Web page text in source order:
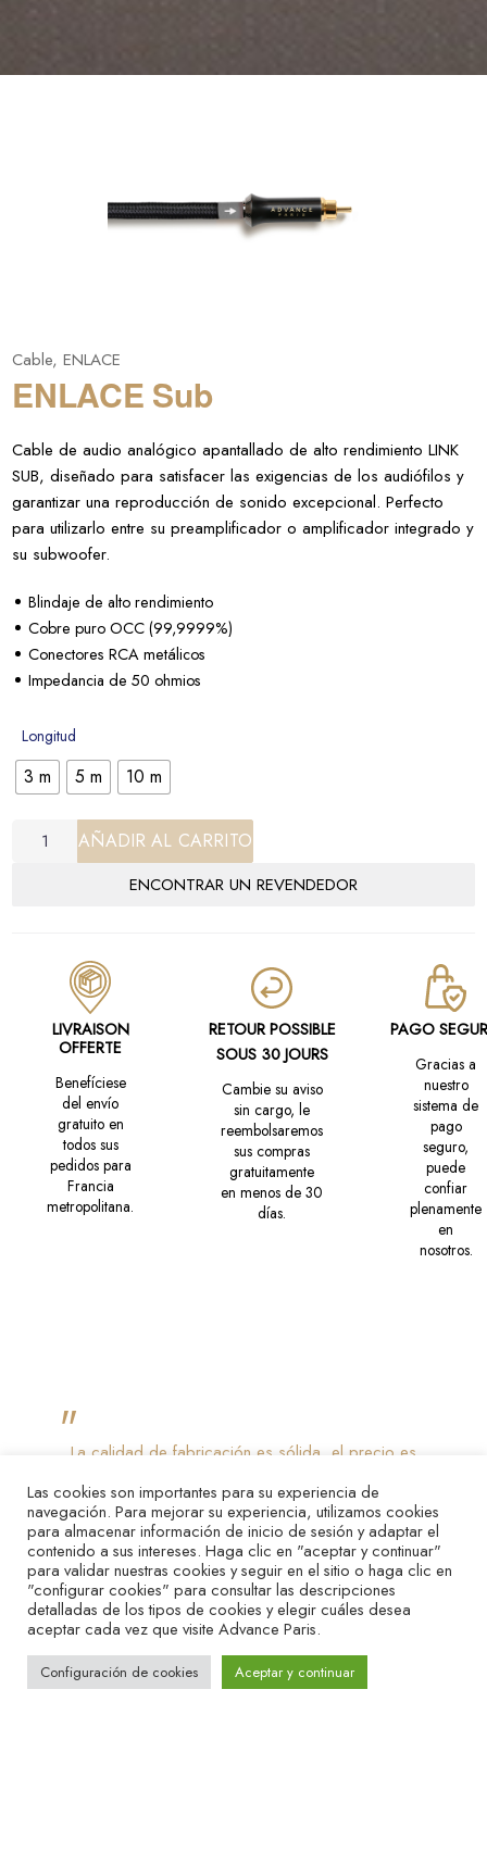
Cable,ENLACE
ENLACE Sub
Cable de audio analógico apantallado de alto rendimiento LINK
SUB, diseñado para satisfacer las exigencias de los audiófilos y
garantizar una reproducción de sonido excepcional. Perfecto
para utilizarlo entre su preamplificador o amplificador integrado y
su subwoofer.
Blindaje de alto rendimiento
Cobre puro OCC (99,9999%)
Conectores RCA metálicos
Impedancia de 50 ohmios
Longitud
3 m 5 m 10 m
AÑADIR AL CARRITO
ENCONTRAR UN REVENDEDOR
LIVRAISON
OFFERTE
Benefíciese
del envío
gratuito en
todos sus
pedidos para
Francia
metropolitana.
RETOUR POSSIBLE
SOUS 30 JOURS
Cambie su aviso
sin cargo, le
reembolsaremos
sus compras
gratuitamente
en menos de 30
días.
PAGO
Gracias a
nuestro
sistema de
pago
seguro,
puede
confiar
plenamente
en
nosotros.
"La calidad de fabricación es sólida, el precio es
de la mayoría de los cables de esta gama. Si
busca la máxima transparencia, busque en otra
parte. Pero si lo que buscas es un cable que añada
calidez, cuerpo y un toque de delicadeza sin que
tengas que jurar lealtad a un culto de cables de
alimentación $5.000, la serie LINK lo consigue.
Ecústica
Las cookies son importantes para su experiencia de
navegación. Para mejorar su experiencia, utilizamos cookies
para almacenar información de inicio de sesión y adaptar el
contenido a sus intereses. Haga clic en "aceptar y continuar"
para validar nuestras cookies y seguir en el sitio o haga clic en
"configurar cookies" para consultar las descripciones
detalladas de los tipos de cookies y elegir cuáles desea
aceptar cada vez que visite Advance Paris.
Configuración de cookies Aceptar y continuar